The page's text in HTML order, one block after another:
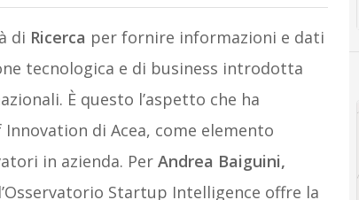
di Ricerca per fornire informazioni e dati
tecnologica e di business introdotta
È questo l’aspetto che ha
Innovation di Acea, come elemento
in azienda. Per Andrea Baiguini,
Startup Intelligence offre la